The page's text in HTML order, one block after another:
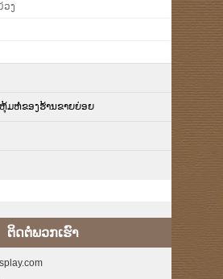
ວງ
ມຫໍ່ຂອງຮ້ານຂາຍຍ່ອຍ
ຕິດ​ຕໍ່​ພວກ​ເຮົາ